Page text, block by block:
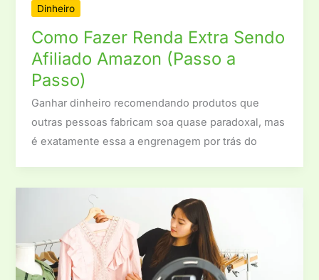
Dinheiro
Como Fazer Renda Extra Sendo
Afiliado Amazon (Passo a
Passo)
Ganhar dinheiro recomendando produtos que
outras pessoas fabricam soa quase paradoxal, mas
é exatamente essa a engrenagem por trás do